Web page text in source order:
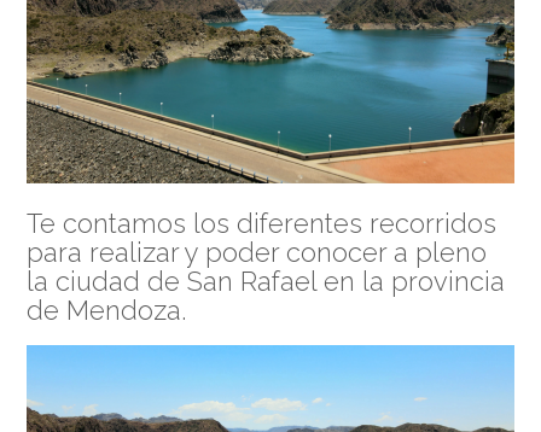
Te contamos los diferentes recorridos
para realizar y poder conocer a pleno
la ciudad de San Rafael en la provincia
de Mendoza.